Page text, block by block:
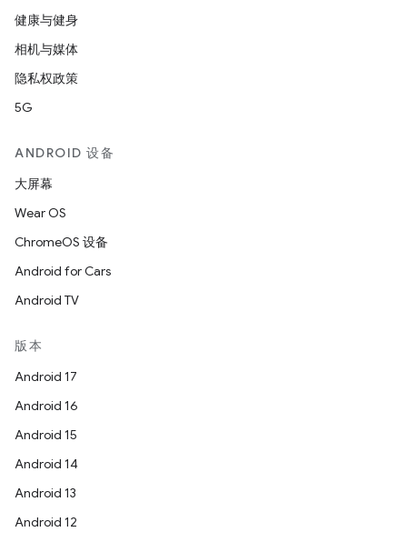
健康与健身
相机与媒体
隐私权政策
5G
ANDROID 设备
大屏幕
Wear OS
ChromeOS 设备
Android for Cars
Android TV
版本
Android 17
Android 16
Android 15
Android 14
Android 13
Android 12